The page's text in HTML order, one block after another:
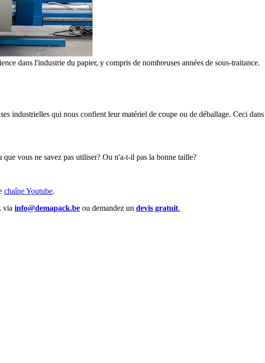
dans l'industrie du papier, y compris de nombreuses années de sous-traitance.
industrielles qui nous confient leur matériel de coupe ou de déballage. Ceci
vous ne savez pas utiliser? Ou n'a-t-il pas la bonne taille?
chaîne Youtube.
via info@demapack.be ou demandez un devis gratuit.